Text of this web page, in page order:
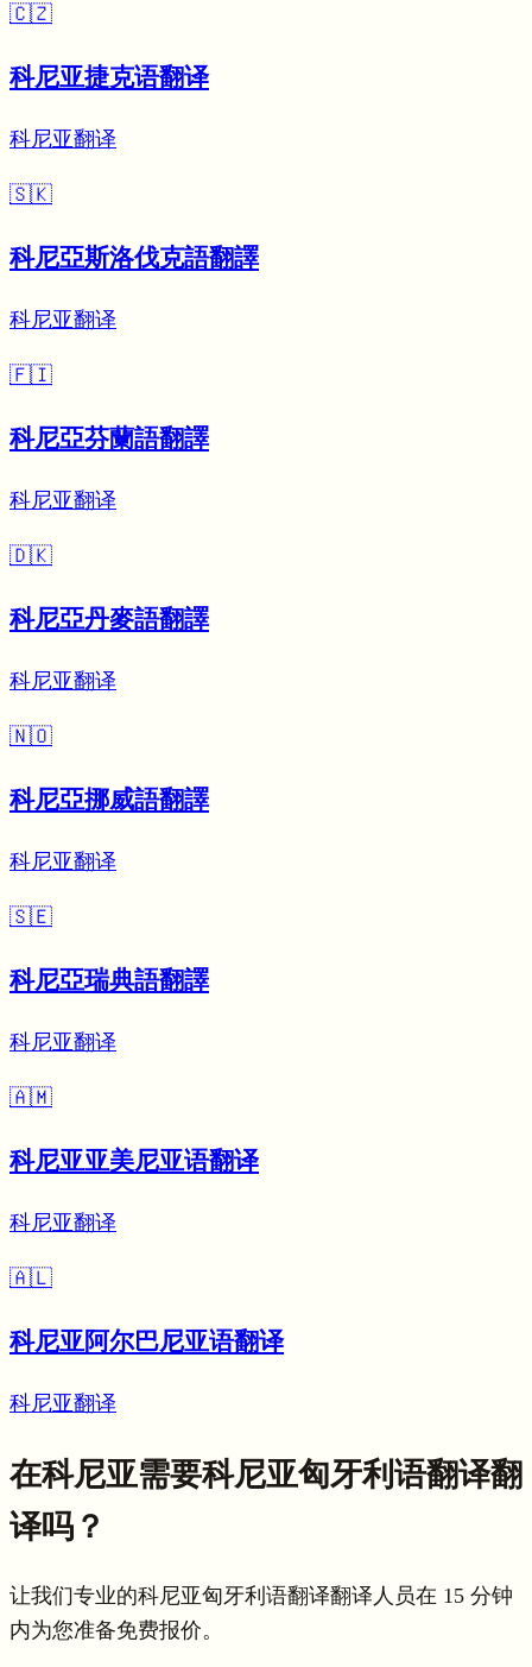
🇨🇿
科尼亚捷克语翻译
科尼亚翻译
🇸🇰
科尼亞斯洛伐克語翻譯
科尼亚翻译
🇫🇮
科尼亞芬蘭語翻譯
科尼亚翻译
🇩🇰
科尼亞丹麥語翻譯
科尼亚翻译
🇳🇴
科尼亞挪威語翻譯
科尼亚翻译
🇸🇪
科尼亞瑞典語翻譯
科尼亚翻译
🇦🇲
科尼亚亚美尼亚语翻译
科尼亚翻译
🇦🇱
科尼亚阿尔巴尼亚语翻译
科尼亚翻译
在科尼亚需要科尼亚匈牙利语翻译翻
译吗？
让我们专业的科尼亚匈牙利语翻译翻译人员在 15 分钟
内为您准备免费报价。